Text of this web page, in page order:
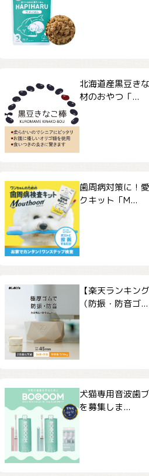
北海道産黒豆き
材のおやつ「...
歯周病対策に！
クキット「M...
【楽天ランキン
（防振・防音ゴ...
犬猫専用音波歯
を募集しま...